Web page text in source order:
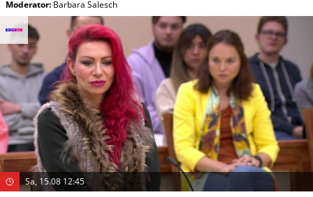
Moderator: Barbara Salesch
Sa, 15.08 12:45